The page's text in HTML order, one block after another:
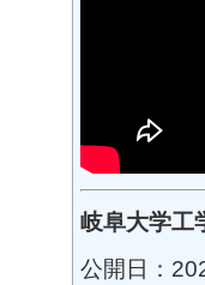
岐阜大学工
公開日：